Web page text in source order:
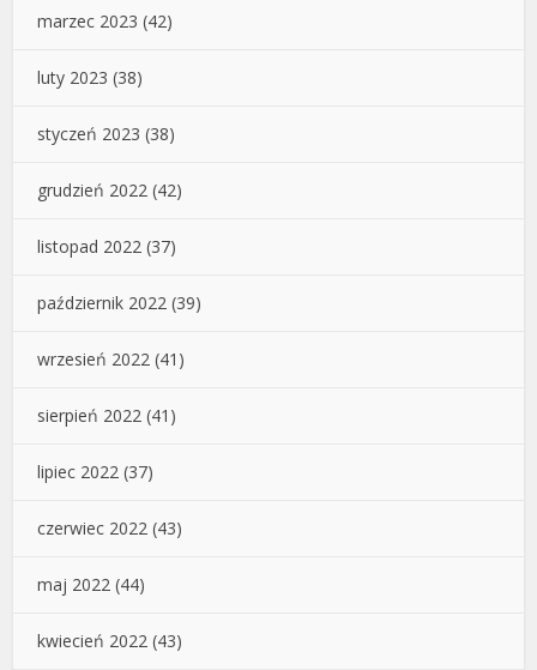
marzec 2023 (42)
luty 2023 (38)
styczeń 2023 (38)
grudzień 2022 (42)
listopad 2022 (37)
październik 2022 (39)
wrzesień 2022 (41)
sierpień 2022 (41)
lipiec 2022 (37)
czerwiec 2022 (43)
maj 2022 (44)
kwiecień 2022 (43)